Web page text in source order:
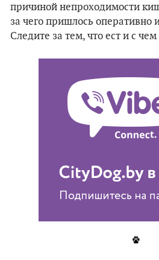
причиной непроходимости
за чего пришлось оперативно
Следите за тем, что ест и с